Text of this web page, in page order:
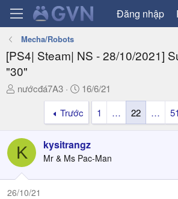
Đăng nhập
Mecha/Robots
[PS4| Steam| NS - 28/10/2021]
"30"
T
a
d
s
t
a
nướcđá7A3
N
g
à
y
ử
16/6/21
Trước
1 … 22 … 51
K kysitrangz
Mr & Ms Pac-Man
26/10/21